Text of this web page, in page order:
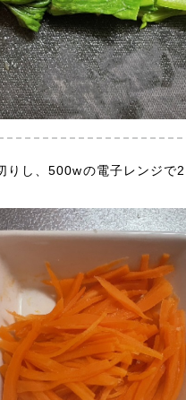
りし、500wの電子レンジで